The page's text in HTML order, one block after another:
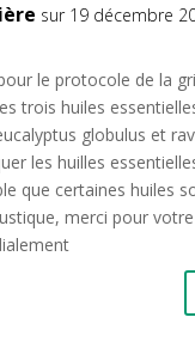
sur 19 décembre
le protocole de la
trois huiles
globulus et
les huilles
que certaines huiles
merci pour